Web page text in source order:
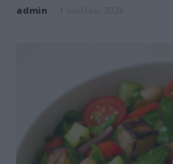
admin